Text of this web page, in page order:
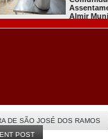
DE SÃO JOSÉ DOS RAMOS
POST